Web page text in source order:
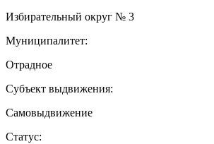
Избирательный округ № 3
Муниципалитет:
Отрадное
Субъект выдвижения:
Самовыдвижение
Статус: